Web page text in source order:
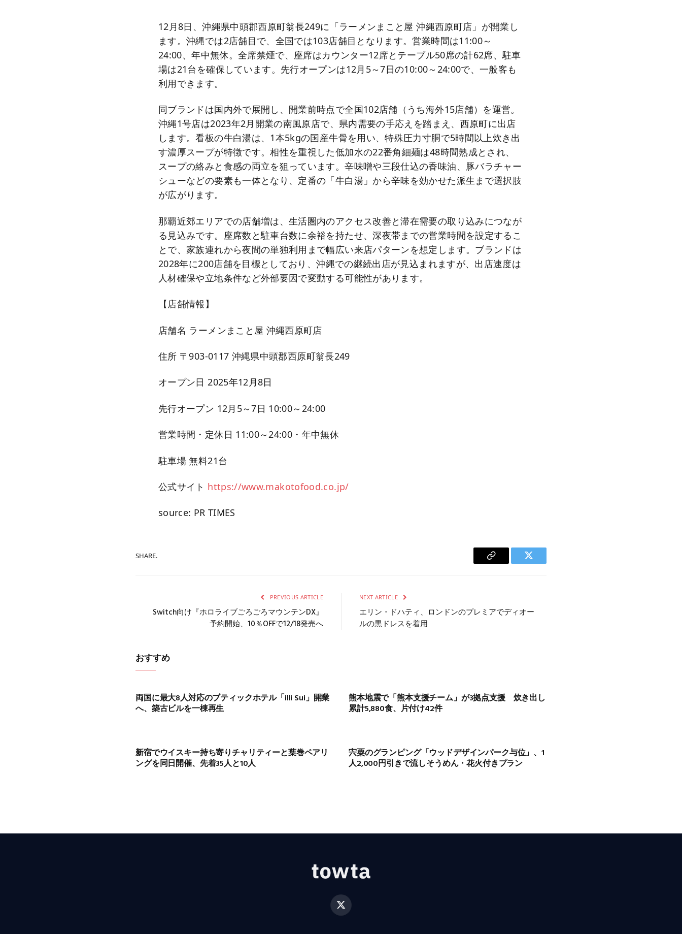
12月8日、沖縄県中頭郡西原町翁長249に「ラーメンまこと屋 沖縄西原町店」が開業し
ます。沖縄では2店舗目で、全国では103店舗目となります。営業時間は11:00～
24:00、年中無休。全席禁煙で、座席はカウンター12席とテーブル50席の計62席、駐車
場は21台を確保しています。先行オープンは12月5～7日の10:00～24:00で、一般客も
利用できます。
同ブランドは国内外で展開し、開業前時点で全国102店舗（うち海外15店舗）を運営。
沖縄1号店は2023年2月開業の南風原店で、県内需要の手応えを踏まえ、西原町に出店
します。看板の牛白湯は、1本5kgの国産牛骨を用い、特殊圧力寸胴で5時間以上炊き出
す濃厚スープが特徴です。相性を重視した低加水の22番角細麺は48時間熟成とされ、
スープの絡みと食感の両立を狙っています。辛味噌や三段仕込の香味油、豚バラチャー
シューなどの要素も一体となり、定番の「牛白湯」から辛味を効かせた派生まで選択肢
が広がります。
那覇近郊エリアでの店舗増は、生活圏内のアクセス改善と滞在需要の取り込みにつなが
る見込みです。座席数と駐車台数に余裕を持たせ、深夜帯までの営業時間を設定するこ
とで、家族連れから夜間の単独利用まで幅広い来店パターンを想定します。ブランドは
2028年に200店舗を目標としており、沖縄での継続出店が見込まれますが、出店速度は
人材確保や立地条件など外部要因で変動する可能性があります。
【店舗情報】
店舗名 ラーメンまこと屋 沖縄西原町店
住所 〒903-0117 沖縄県中頭郡西原町翁長249
オープン日 2025年12月8日
先行オープン 12月5～7日 10:00～24:00
営業時間・定休日 11:00～24:00・年中無休
駐車場 無料21台
公式サイト https://www.makotofood.co.jp/
source: PR TIMES
SHARE.
Copy
Twitter
PREVIOUS ARTICLE
Switch向け『ホロライブごろごろマウンテンDX』
予約開始、10％OFFで12/18発売へ
NEXT ARTICLE
エリン・ドハティ、ロンドンのプレミアでディオー
ルの黒ドレスを着用
おすすめ
両国に最大8人対応のブティックホテル「illi Sui」開業
へ、築古ビルを一棟再生
熊本地震で「熊本支援チーム」が3拠点支援 炊き出し
累計5,880食、片付け42件
新宿でウイスキー持ち寄りチャリティーと葉巻ペアリ
ングを同日開催、先着35人と10人
宍粟のグランピング「ウッドデザインパーク与位」、1
人2,000円引きで流しそうめん・花火付きプラン
X
(Twitter)